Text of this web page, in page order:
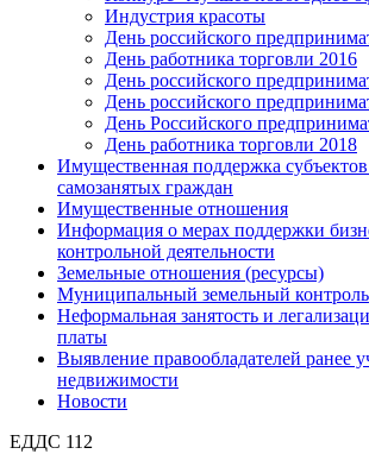
Индустрия красоты
День российского
День работника торговли 2016
День российского
День российского
День Российского
День работника торговли 2018
Имущественная поддержка
самозанятых граждан
Имущественные отношения
Информация о мерах поддержки
контрольной деятельности
Земельные отношения (ресурсы)
Муниципальный земельный контроль
Неформальная занятость и
платы
Выявление правообладателей ранее
недвижимости
Новости
ЕДДС 112